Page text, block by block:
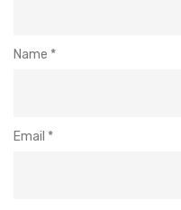
Name *
Email *